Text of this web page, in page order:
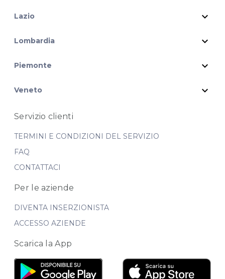
Lazio expand_more
Lombardia expand_more
Piemonte expand_more
Veneto expand_more
Servizio clienti
TERMINI E CONDIZIONI DEL SERVIZIO
FAQ
CONTATTACI
Per le aziende
DIVENTA INSERZIONISTA
ACCESSO AZIENDE
Scarica la App